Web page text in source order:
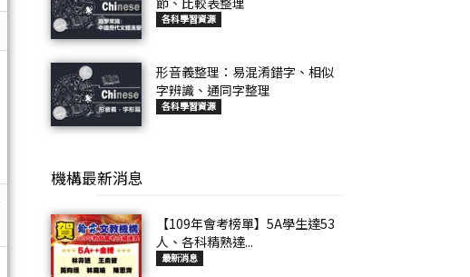
各科學習資源
形音義整理：易混淆錯字、相似
字辨識、通同字整理
各科學習資源
機構最新消息
【109年會考榜單】5A學生達53
人、各科精熟達...
最新消息